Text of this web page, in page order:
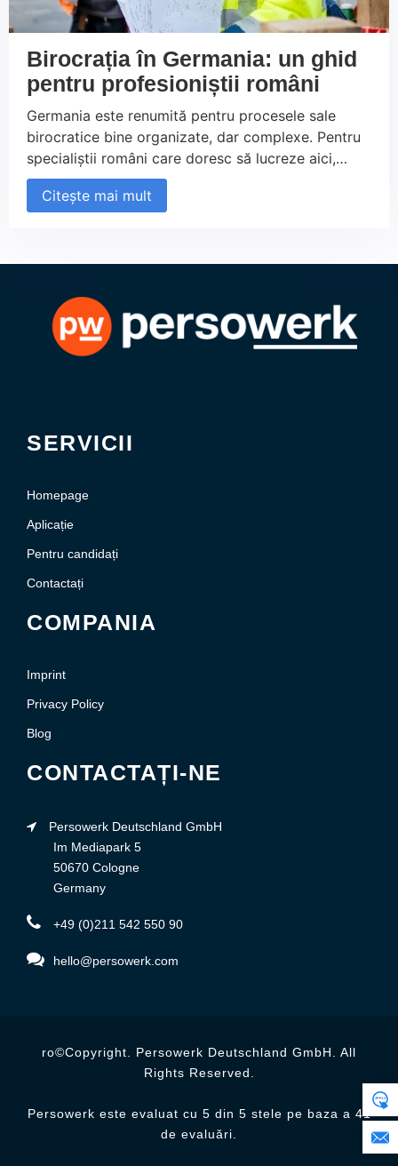
Birocrația în Germania: un ghid
pentru profesioniștii români
Germania este renumită pentru procesele sale
birocratice bine organizate, dar complexe. Pentru
specialiștii români care doresc să lucreze aici,
înțelegerea și gestionarea acestor cerințe
administrative pot fi o provocare. În acest ghid, vă
sănătate și multe altele, astfel încât să vă integrați
Citește mai mult
SERVICII
Homepage
Aplicație
Pentru candidați
Contactați
COMPANIA
Imprint
Privacy Policy
Blog
CONTACTAȚI-NE
Persowerk Deutschland GmbH
Im Mediapark 5
50670 Cologne
Germany
+49 (0)211 542 550 90
hello@persowerk.com
ro©Copyright. Persowerk Deutschland GmbH. All
Rights Reserved.
Persowerk este evaluat cu 5 din 5 stele pe baza a 41
de evaluări.